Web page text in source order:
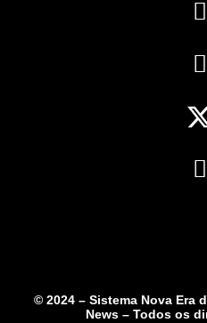
© 2024 – Sistema Nova Era
News – Todos os